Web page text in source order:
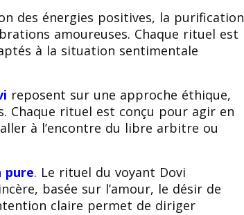
des énergies positives, la purification
amoureuses. Chaque rituel est
à la situation sentimentale
reposent sur une approche éthique,
Chaque rituel est conçu pour agir en
à l’encontre du libre arbitre ou
pure. Le rituel du voyant Dovi
basée sur l’amour, le désir de
claire permet de diriger